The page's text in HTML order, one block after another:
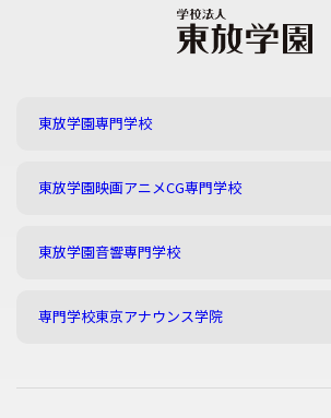
東放学園専門学校
東放学園映画アニメCG専門学校
東放学園音響専門学校
専門学校東京アナウンス学院